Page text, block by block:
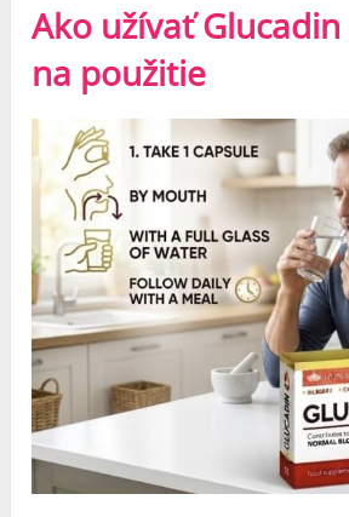
Ako užívať
na použitie